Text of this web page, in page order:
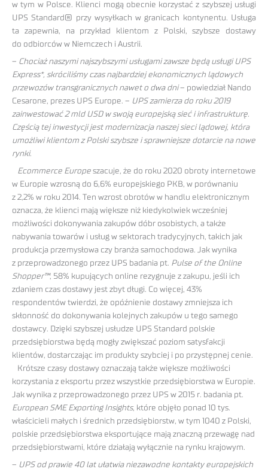
w tym w Polsce. Klienci mogą obecnie korzystać z szybszej usługi
UPS Standard® przy wysyłkach w granicach kontynentu. Usługa
ta zapewnia, na przykład klientom z Polski, szybsze dostawy
do odbiorców w Niemczech i Austrii.
– Chociaż naszymi najszybszymi usługami zawsze będą usługi UPS
Express*, skróciliśmy czas najbardziej ekonomicznych lądowych
przewozów transgranicznych nawet o dwa dni– powiedział Nando
Cesarone, prezes UPS Europe. – UPS zamierza do roku 2019
zainwestować 2 mld USD w swoją europejską sieć i infrastrukturę.
Częścią tej inwestycji jest modernizacja naszej sieci lądowej, która
umożliwi klientom z Polski szybsze i sprawniejsze dotarcie na nowe
rynki.
Ecommerce Europe szacuje, że do roku 2020 obroty internetowe
w Europie wzrosną do 6,6% europejskiego PKB, w porównaniu
z 2,2% w roku 2014. Ten wzrost obrotów w handlu elektronicznym
oznacza, że klienci mają większe niż kiedykolwiek wcześniej
możliwości dokonywania zakupów dóbr osobistych, a także
nabywania towarów i usług w sektorach tradycyjnych, takich jak
produkcja przemysłowa czy branża samochodowa. Jak wynika
z przeprowadzonego przez UPS badania pt. Pulse of the Online
Shopper™, 58% kupujących online rezygnuje z zakupu, jeśli ich
zdaniem czas dostawy jest zbyt długi. Co więcej, 43%
respondentów twierdzi, że opóźnienie dostawy zmniejsza ich
skłonność do dokonywania kolejnych zakupów u tego samego
dostawcy. Dzięki szybszej usłudze UPS Standard polskie
przedsiębiorstwa będą mogły zwiększać poziom satysfakcji
klientów, dostarczając im produkty szybciej i po przystępnej cenie.
Krótsze czasy dostawy oznaczają także większe możliwości
korzystania z eksportu przez wszystkie przedsiębiorstwa w Europie.
Jak wynika z przeprowadzonego przez UPS w 2015 r. badania pt.
European SME Exporting Insights, które objęło ponad 10 tys.
właścicieli małych i średnich przedsiębiorstw, w tym 1040 z Polski,
polskie przedsiębiorstwa eksportujące mają znaczną przewagę nad
przedsiębiorstwami, które działają wyłącznie na rynku krajowym.
– UPS od prawie 40 lat ułatwia niezawodne kontakty europejskich